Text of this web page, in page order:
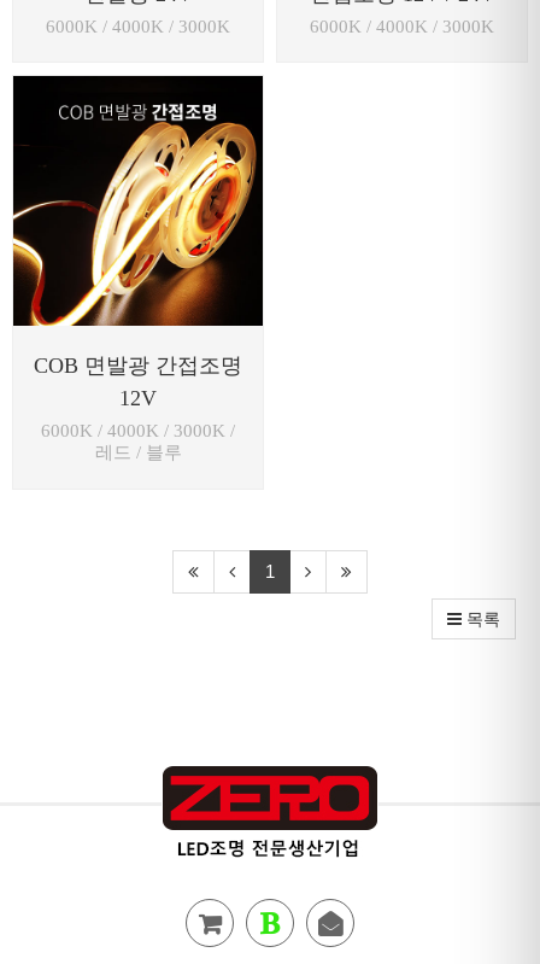
6000K / 4000K / 3000K 6000K / 4000K / 3000K
COB 면발광 간접조명
12V
6000K / 4000K / 3000K /
레드 / 블루
1
목록